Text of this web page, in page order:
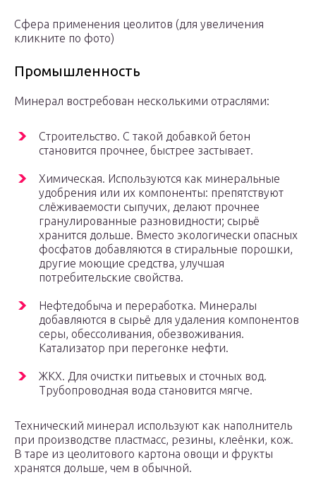
Сфера применения цеолитов (для увеличения
кликните по фото)
Промышленность
Минерал востребован несколькими отраслями:
Строительство. С такой добавкой бетон
становится прочнее, быстрее застывает.
Химическая. Используются как минеральные
удобрения или их компоненты: препятствуют
слёживаемости сыпучих, делают прочнее
гранулированные разновидности; сырьё
хранится дольше. Вместо экологически опасных
фосфатов добавляются в стиральные порошки,
другие моющие средства, улучшая
потребительские свойства.
Нефтедобыча и переработка. Минералы
добавляются в сырьё для удаления компонентов
серы, обессоливания, обезвоживания.
Катализатор при перегонке нефти.
ЖКХ. Для очистки питьевых и сточных вод.
Трубопроводная вода становится мягче.
Технический минерал используют как наполнитель
при производстве пластмасс, резины, клеёнки, кож.
В таре из цеолитового картона овощи и фрукты
хранятся дольше, чем в обычной.